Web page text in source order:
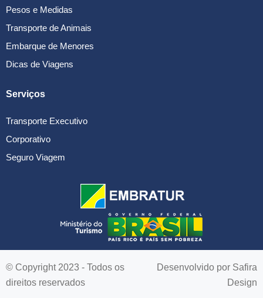
Pesos e Medidas
Transporte de Animais
Embarque de Menores
Dicas de Viagens
Serviços
Transporte Executivo
Corporativo
Seguro Viagem
© Copyright 2023 - Todos os
direitos reservados
Desenvolvido por Safira
Design